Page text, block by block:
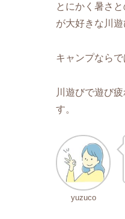
とにかく暑さ
が大好きな川
キャンプなら
川遊びで遊び
す。
yuzuco